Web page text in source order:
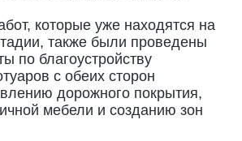
которые уже находятся на
также были проведены
по благоустройству
с обеих сторон
дорожного покрытия,
мебели и созданию зон